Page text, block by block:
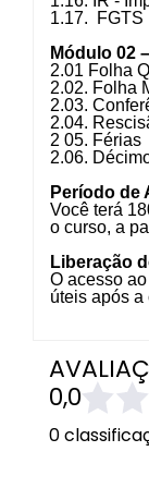
1.17. FGTS
Módulo 02
2.01 Folha
2.02. Folha
2.03.
2.04.
2 05. Férias
2.06.
Período de
Você terá
o curso, a
Liberação
O acesso
úteis após a
0,0
0